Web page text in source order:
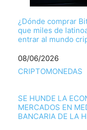
¿Dónde comprar
que miles de
entrar al mundo
Fecha
08/06/2026
Respecto a
CRIPTOMONEDAS
SE HUNDE LA
MERCADOS EN
BANCARIA DE LA